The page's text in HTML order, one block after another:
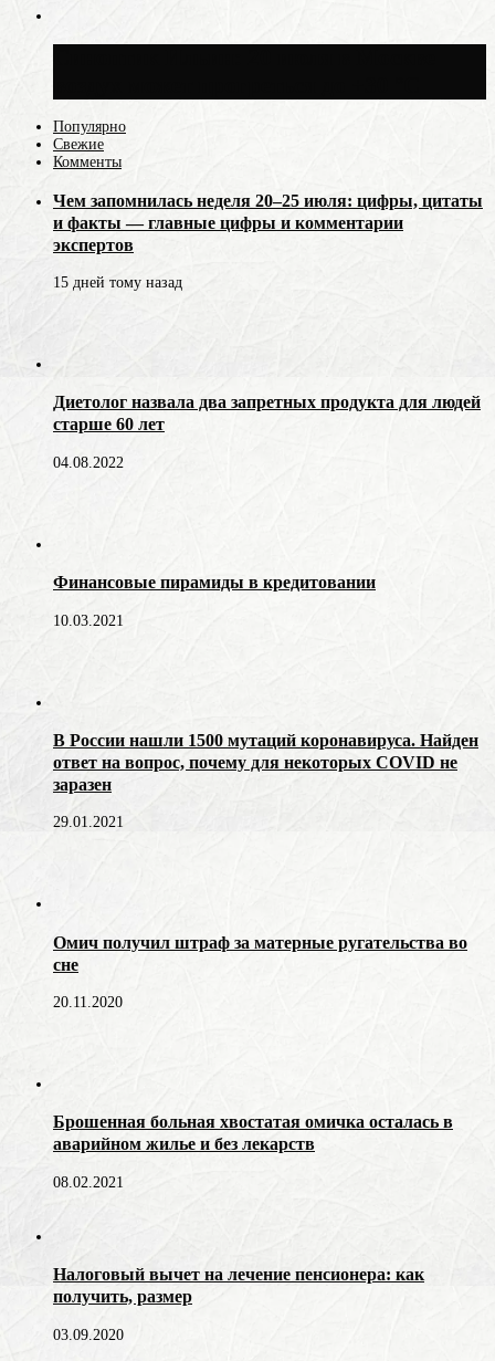
Популярно
Свежие
Комменты
Чем запомнилась неделя 20–25 июля: цифры, цитаты
и факты — главные цифры и комментарии
экспертов
15 дней тому назад
Диетолог назвала два запретных продукта для людей
старше 60 лет
04.08.2022
Финансовые пирамиды в кредитовании
10.03.2021
В России нашли 1500 мутаций коронавируса. Найден
ответ на вопрос, почему для некоторых COVID не
заразен
29.01.2021
Омич получил штраф за матерные ругательства во
сне
20.11.2020
Брошенная больная хвостатая омичка осталась в
аварийном жилье и без лекарств
08.02.2021
Налоговый вычет на лечение пенсионера: как
получить, размер
03.09.2020